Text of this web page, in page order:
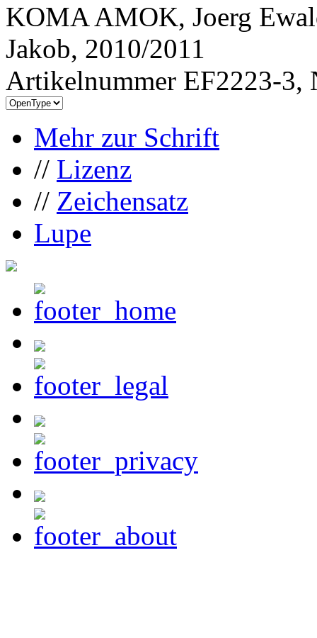
KOMA AMOK, Joerg
Jakob, 2010/2011
Artikelnummer EF2223-3,
Mehr zur Schrift
// Lizenz
// Zeichensatz
Lupe